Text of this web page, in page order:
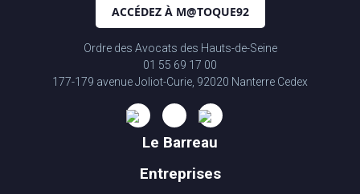
Le Barreau
Entreprises
ACCÉDEZ À M@TOQUE92
Ordre des Avocats des Hauts-de-Seine
01 55 69 17 00
177-179 avenue Joliot-Curie, 92020 Nanterre Cedex